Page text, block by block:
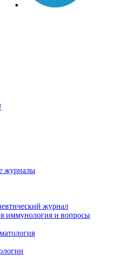
журналы
журнал
иммунология и вопросы